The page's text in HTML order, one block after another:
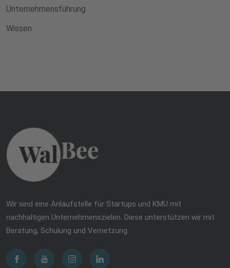
Unternehmensführung
Wissen
Wir sind eine Anlaufstelle für Startups und KMU mit
nachhaltigen Unternehmenszielen. Diese unterstützen wir mit
Beratung, Schulung und Vernetzung.